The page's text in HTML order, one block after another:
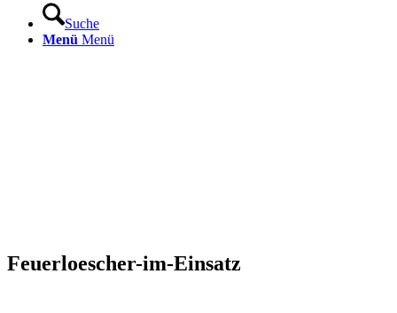
Suche
Menü Menü
Feuerloescher-im-Einsatz